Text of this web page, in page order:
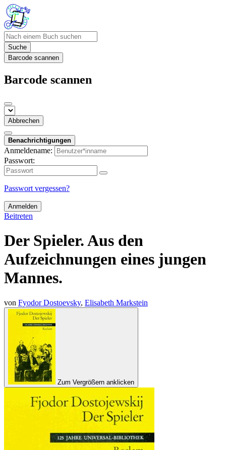
Suche
Barcode scannen
Barcode scannen
Abbrechen
Benachrichtigungen
Anmeldename:
Passwort:
Passwort vergessen?
Anmelden
Beitreten
Der Spieler. Aus den
Aufzeichnungen eines jungen
Mannes.
von Fyodor Dostoevsky, Elisabeth Markstein
Zum Vergrößern anklicken